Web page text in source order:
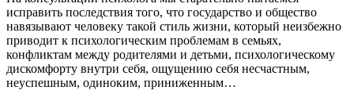
исправить последствия того, что государство и общество
навязывают человеку такой стиль жизни, который неизбежно
приводит к психологическим проблемам в семьях,
конфликтам между родителями и детьми, психологическому
дискомфорту внутри себя, ощущению себя несчастным,
неуспешным, одиноким, приниженным…